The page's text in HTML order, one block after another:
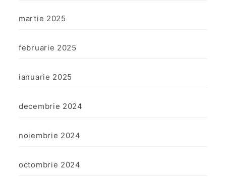
martie 2025
februarie 2025
ianuarie 2025
decembrie 2024
noiembrie 2024
octombrie 2024